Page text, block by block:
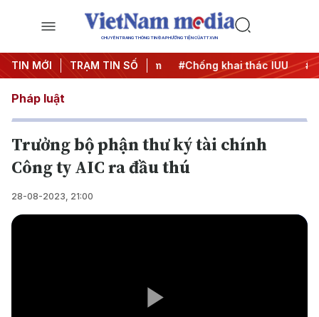
CHUYÊN TRANG THÔNG TIN ĐA PHƯƠNG TIỆN CỦA TTXVN
TIN MỚI TRẠM TIN SỐ
#Chiến dịch 500 ngày đêm #Chống khai thác IUU
Pháp luật
Trưởng bộ phận thư ký tài chính
Công ty AIC ra đầu thú
28-08-2023, 21:00